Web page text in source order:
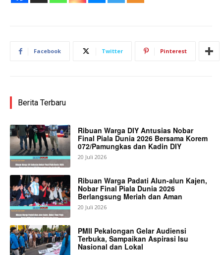
Facebook Twitter Pinterest
Berita Terbaru
Ribuan Warga DIY Antusias Nobar
Final Piala Dunia 2026 Bersama Korem
072/Pamungkas dan Kadin DIY
20 Juli 2026
Ribuan Warga Padati Alun-alun Kajen,
Nobar Final Piala Dunia 2026
Berlangsung Meriah dan Aman
20 Juli 2026
PMII Pekalongan Gelar Audiensi
Terbuka, Sampaikan Aspirasi Isu
Nasional dan Lokal